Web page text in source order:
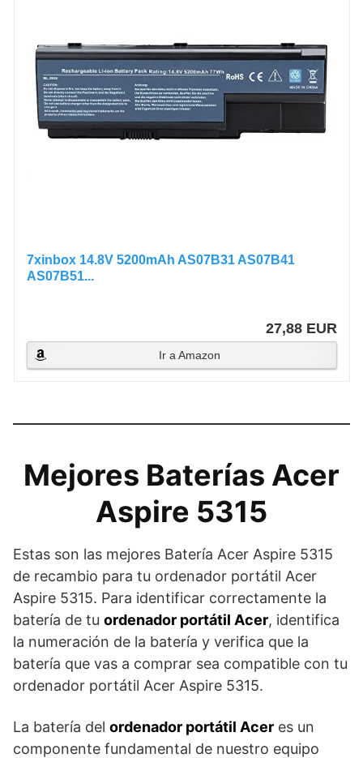
7xinbox 14.8V 5200mAh AS07B31 AS07B41
AS07B51...
27,88 EUR
Ir a Amazon
Mejores Baterías Acer
Aspire 5315
Estas son las mejores Batería Acer Aspire 5315
de recambio para tu ordenador portátil Acer
Aspire 5315. Para identificar correctamente la
batería de tu ordenador portátil Acer, identifica
la numeración de la batería y verifica que la
batería que vas a comprar sea compatible con tu
ordenador portátil Acer Aspire 5315.
La batería del ordenador portátil Acer es un
componente fundamental de nuestro equipo